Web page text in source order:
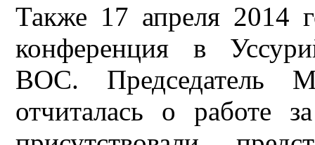
Также 17 апреля 2014
конференция в
ВОС.
отчиталась о работе